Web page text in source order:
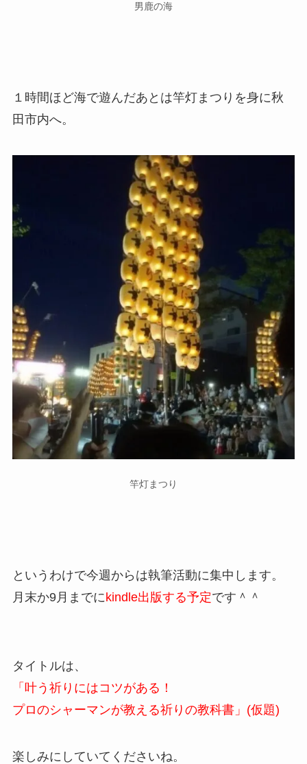
男鹿の海
１時間ほど海で遊んだあとは竿灯まつりを身に秋
田市内へ。
竿灯まつり
というわけで今週からは執筆活動に集中します。
月末か9月までにkindle出版する予定です＾＾
タイトルは、
「叶う祈りにはコツがある！
プロのシャーマンが教える祈りの教科書」(仮題)
楽しみにしていてくださいね。